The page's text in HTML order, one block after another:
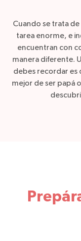
Cuando se trata
tarea enorme, e
encuentran con
manera diferente.
debes recordar es
mejor de ser papá